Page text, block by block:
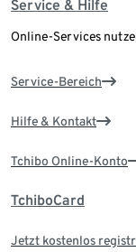
Service & Hilfe
Online-Services
Service-Bereich
Hilfe & Kontakt
Tchibo Online-Konto
TchiboCard
Jetzt kostenlos